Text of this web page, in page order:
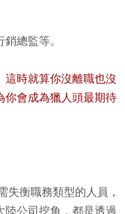
總監等。
時就算你沒離職也沒
你會成為獵人頭最期待
衡職務類型的人員，
公司挖角，都是透過